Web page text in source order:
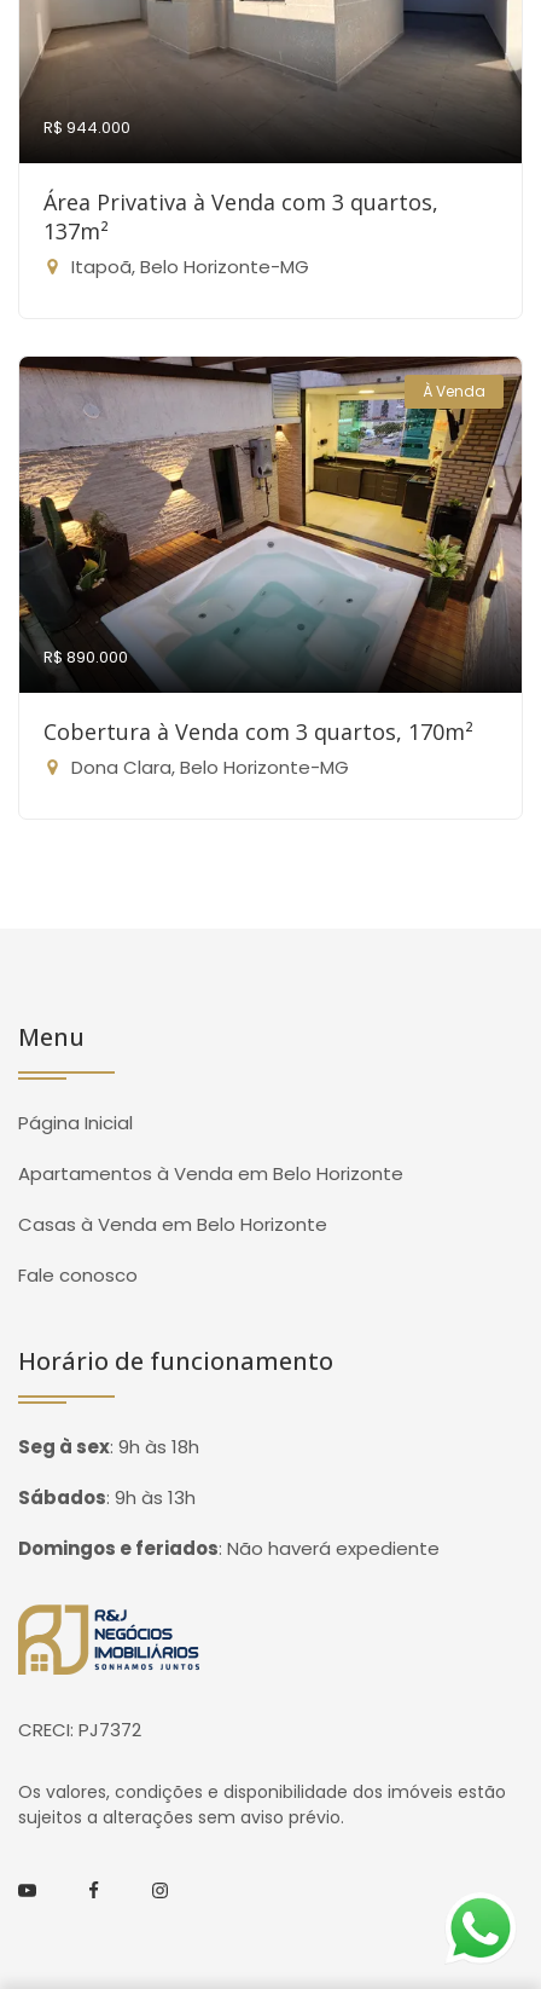
R$ 944.000
Área Privativa à Venda com 3 quartos,
137m²
Itapoã, Belo Horizonte-MG
À Venda
R$ 890.000
Cobertura à Venda com 3 quartos, 170m²
Dona Clara, Belo Horizonte-MG
Menu
Página Inicial
Apartamentos à Venda em Belo Horizonte
Casas à Venda em Belo Horizonte
Fale conosco
Horário de funcionamento
Seg à sex: 9h às 18h
Sábados: 9h às 13h
Domingos e feriados: Não haverá expediente
Página inicial
CRECI: PJ7372
Os valores, condições e disponibilidade dos imóveis estão
sujeitos a alterações sem aviso prévio.
YoutubeFacebookInstagram